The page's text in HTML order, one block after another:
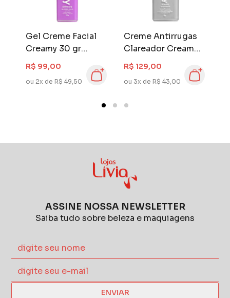
Gel Creme Facial
Creamy 30 gr
Retinol
R$ 99,00
ou 2x de R$ 49,50
Creme Antirrugas
Clareador Creamy
Eye Cream 15 gr
R$ 129,00
ou 3x de R$ 43,00
ASSINE NOSSA NEWSLETTER
Saiba tudo sobre beleza e maquiagens
ENVIAR